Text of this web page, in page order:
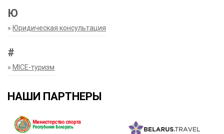
Ю
» Юридическая консультация
#
» MICE-туризм
НАШИ ПАРТНЕРЫ